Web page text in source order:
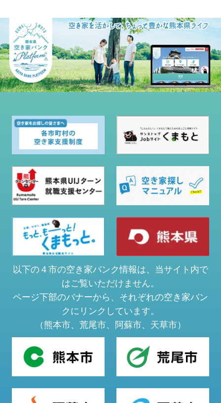
以下の４市の空き家バンク情報は、当サイト内で
はご覧いただけません。
ページ下部のバナーから、それぞれの空き家バン
クにリンクしています。
（熊本市、荒尾市、阿蘇市、天草市）